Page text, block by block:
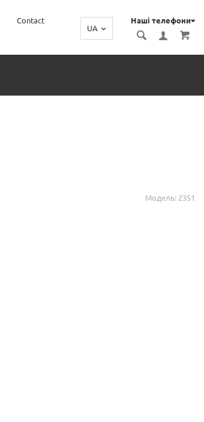
Наші телефони
UA
Contact
Модель: 2351